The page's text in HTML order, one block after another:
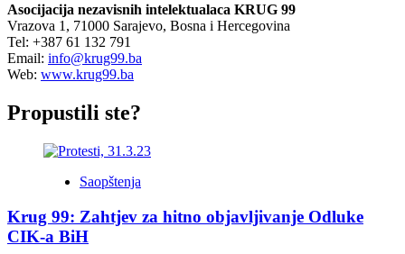
Asocijacija nezavisnih intelektualaca KRUG 99
Vrazova 1, 71000 Sarajevo, Bosna i Hercegovina
Tel: +387 61 132 791
Email: info@krug99.ba
Web: www.krug99.ba
Propustili ste?
Saopštenja
Krug 99: Zahtjev za hitno objavljivanje Odluke
CIK-a BiH